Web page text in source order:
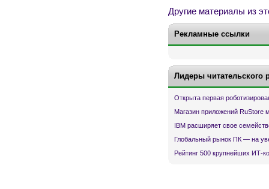
Другие материалы из
Рекламные ссылки
Лидеры читательского
Открыта первая
Магазин приложений RuStore
IBM расширяет свое
Глобальный рынок ПК — на
Рейтинг 500 крупнейших ИТ-